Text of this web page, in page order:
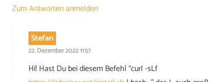
Zum Antworten anmelden
Stefan
22. Dezember 2022 11:57
Hi! Hast Du bei diesem Befehl “curl -sLf